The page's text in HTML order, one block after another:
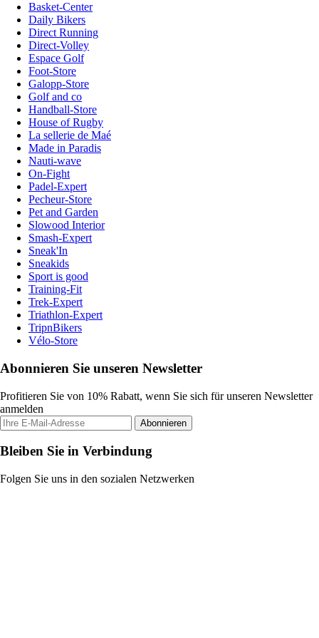
Basket-Center
Daily Bikers
Direct Running
Direct-Volley
Espace Golf
Foot-Store
Galopp-Store
Golf and co
Handball-Store
House of Rugby
La sellerie de Maé
Made in Paradis
Nauti-wave
On-Fight
Padel-Expert
Pecheur-Store
Pet and Garden
Slowood Interior
Smash-Expert
Sneak'In
Sneakids
Sport is good
Training-Fit
Trek-Expert
Triathlon-Expert
TripnBikers
Vélo-Store
Abonnieren Sie unseren Newsletter
Profitieren Sie von 10% Rabatt, wenn Sie sich für unseren Newsletter
anmelden
Abonnieren
Bleiben Sie in Verbindung
Folgen Sie uns in den sozialen Netzwerken